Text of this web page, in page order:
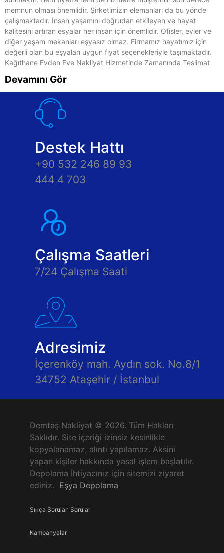
memnun olması önemlidir. Şirketimizin elemanları da bu yönde
çalışmaktadır. İnsan yaşamını doğrudan etkileyen ve hayat
kalitesini artıran eşyalar her insan için önemlidir. Ofisler, evler ve
diğer yaşam mekanları eşyasız olmaz. Firmamız hayatımız için
değerli olan bu eşyaları uygun fiyat seçenekleriyle taşımaktadır.
Kağıthane Evden Eve Nakliyat Hizmetinde Zamanında Teslimat
Devamını Gör
Destek Hattı
+90 532 246 89 93
444 4 703
Çalışma Saatleri
7/24 Çalışma Saati
Adresimiz
İçerenköy mah. Aydın sok. No.8/1
34752 Ataşehir / İstanbul
Demtaş Nakliyat © 2026. Tüm Hakları
Saklıdır. Site içeriği izinsiz kesinlikle
kopyalanamaz, alıntı yapılamaz. Aksini
yapan kişiler hakkında yasal işlem başlatılır.
Depolama İhtiyacınız için sitemizi ziyaret
ediniz. Eşya Depolama
Sıkça Sorulan Sorular
Kampanyalar